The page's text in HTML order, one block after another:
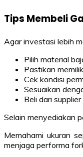
Tips Membeli
Agar investasi lebih
Pilih material
Pastikan
Cek kondisi
Sesuaikan
Beli dari
Selain menyediakan
Memahami ukuran
menjaga performa